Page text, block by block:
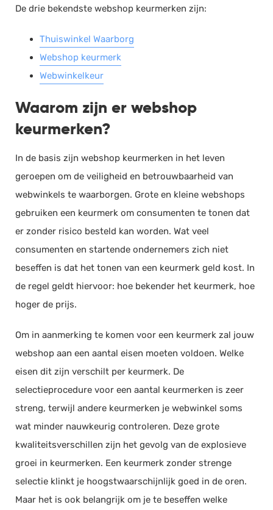
Workflowmanagement
Werkbonnen
Rittenregistratie
Kassa
Voorraadbeheer
PSP
Verlof en verzuim
HRM
Salarisadministratie
Website
Marketing automation
Support
De drie bekendste webshop keurmerken zijn:
Thuiswinkel Waarborg
Webshop keurmerk
Webwinkelkeur
Waarom zijn er webshop
keurmerken?
In de basis zijn webshop keurmerken in het leven
geroepen om de veiligheid en betrouwbaarheid van
webwinkels te waarborgen. Grote en kleine webshops
gebruiken een keurmerk om consumenten te tonen dat
er zonder risico besteld kan worden. Wat veel
consumenten en startende ondernemers zich niet
beseffen is dat het tonen van een keurmerk geld kost. In
de regel geldt hiervoor: hoe bekender het keurmerk, hoe
hoger de prijs.
Om in aanmerking te komen voor een keurmerk zal jouw
webshop aan een aantal eisen moeten voldoen. Welke
eisen dit zijn verschilt per keurmerk. De
selectieprocedure voor een aantal keurmerken is zeer
streng, terwijl andere keurmerken je webwinkel soms
wat minder nauwkeurig controleren. Deze grote
kwaliteitsverschillen zijn het gevolg van de explosieve
groei in keurmerken. Een keurmerk zonder strenge
selectie klinkt je hoogstwaarschijnlijk goed in de oren.
Maar het is ook belangrijk om je te beseffen welke